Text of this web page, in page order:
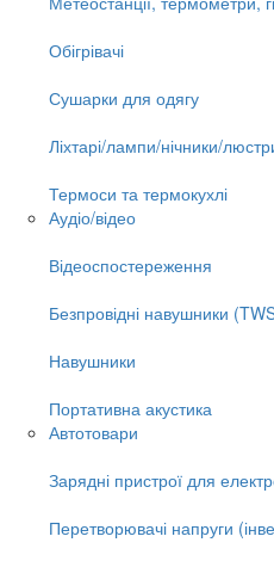
Обігрівачі
Сушарки для одягу
Ліхтарі/лампи/нічники/
Термоси та термокухлі
Аудіо/відео
Відеоспостереження
Безпровідні навушники
Навушники
Портативна акустика
Автотовари
Зарядні пристрої для
Перетворювачі напруги